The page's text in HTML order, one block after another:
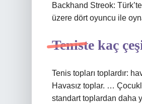
Backhand Streok:
üzere dört oyuncu ile
Teniste kaç
Tenis topları toplardır:
Havasız toplar. …
standart toplardan daha